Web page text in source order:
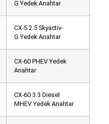
G Yedek Anahtar
CX-5 2.5 Skyactiv-
G Yedek Anahtar
CX-60 PHEV Yedek
Anahtar
CX-60 3.3 Diesel
MHEV Yedek Anahtar